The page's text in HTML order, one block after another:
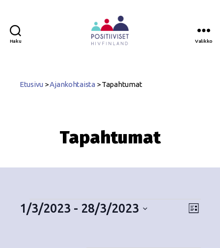
Haku Valikko
Etusivu >Ajankohtaista >Tapahtumat
Tapahtumat
NT
L
1/3/2023 - 28/3/2023